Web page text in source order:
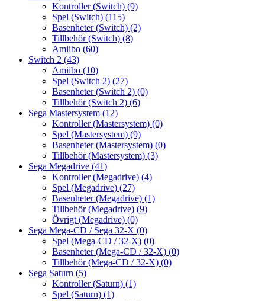
Kontroller (Switch) (9)
Spel (Switch) (115)
Basenheter (Switch) (2)
Tillbehör (Switch) (8)
Amiibo (60)
Switch 2 (43)
Amiibo (10)
Spel (Switch 2) (27)
Basenheter (Switch 2) (0)
Tillbehör (Switch 2) (6)
Sega Mastersystem (12)
Kontroller (Mastersystem) (0)
Spel (Mastersystem) (9)
Basenheter (Mastersystem) (0)
Tillbehör (Mastersystem) (3)
Sega Megadrive (41)
Kontroller (Megadrive) (4)
Spel (Megadrive) (27)
Basenheter (Megadrive) (1)
Tillbehör (Megadrive) (9)
Övrigt (Megadrive) (0)
Sega Mega-CD / Sega 32-X (0)
Spel (Mega-CD / 32-X) (0)
Basenheter (Mega-CD / 32-X) (0)
Tillbehör (Mega-CD / 32-X) (0)
Sega Saturn (5)
Kontroller (Saturn) (1)
Spel (Saturn) (1)